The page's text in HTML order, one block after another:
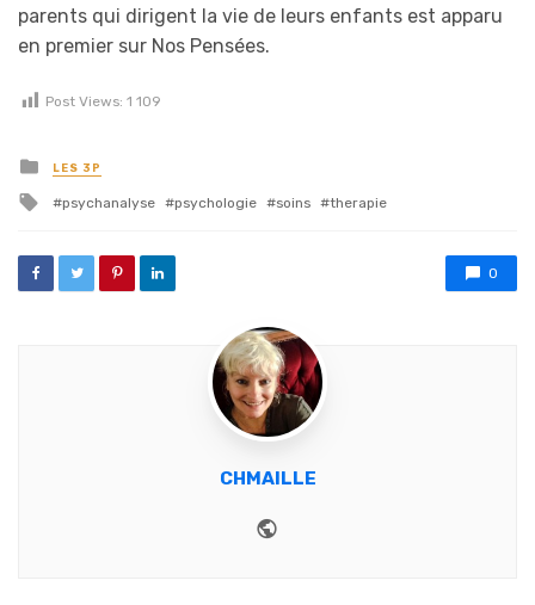
parents qui dirigent la vie de leurs enfants est apparu
en premier sur Nos Pensées.
Post Views: 1 109
Posted in
LES 3P
Tagged with
psychanalyse psychologie soins therapie
0
CHMAILLE